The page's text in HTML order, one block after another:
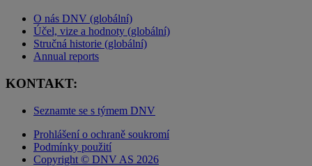
O nás DNV (globální)
Účel, vize a hodnoty (globální)
Stručná historie (globální)
Annual reports
KONTAKT:
Seznamte se s týmem DNV
Prohlášení o ochraně soukromí
Podmínky použití
Copyright © DNV AS 2026